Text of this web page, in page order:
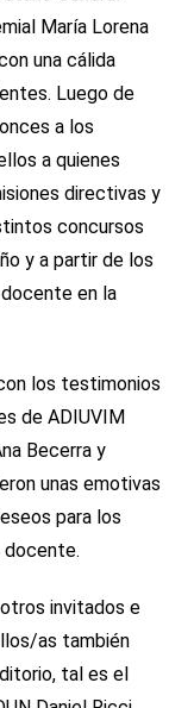
María Lorena
una cálida
Luego de
a los
a quienes
directivas y
concursos
y a partir de los
en la
los testimonios
de ADIUVIM
Becerra y
unas emotivas
para los
docente.
invitados e
as también
tal es el